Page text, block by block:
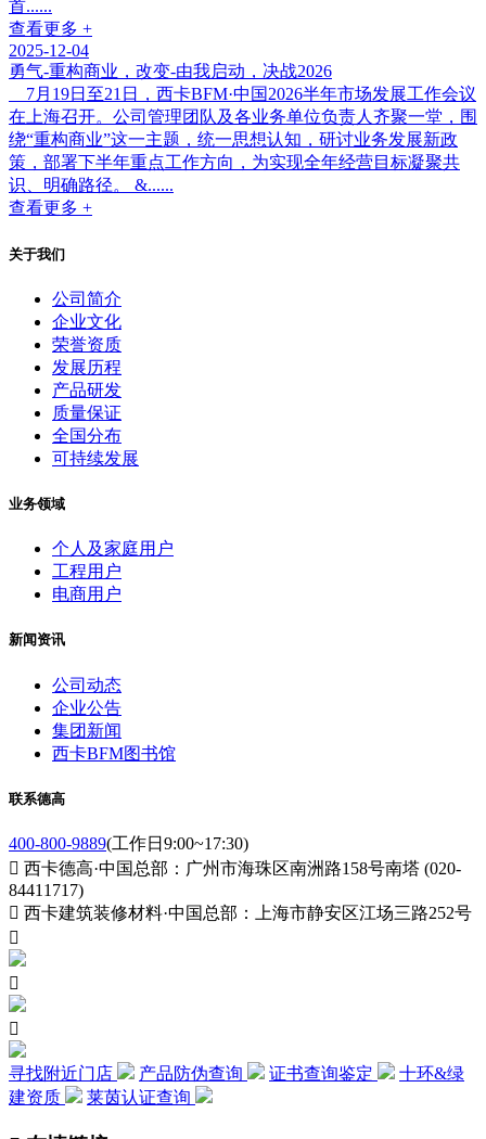
首......
查看更多 +
2025-12-04
勇气-重构商业，改变-由我启动，决战2026
7月19日至21日，西卡BFM·中国2026半年市场发展工作会议
在上海召开。公司管理团队及各业务单位负责人齐聚一堂，围
绕“重构商业”这一主题，统一思想认知，研讨业务发展新政
策，部署下半年重点工作方向，为实现全年经营目标凝聚共
识、明确路径。 &......
查看更多 +
关于我们
公司简介
企业文化
荣誉资质
发展历程
产品研发
质量保证
全国分布
可持续发展
业务领域
个人及家庭用户
工程用户
电商用户
新闻资讯
公司动态
企业公告
集团新闻
西卡BFM图书馆
联系德高
400-800-9889(工作日9:00~17:30)
 西卡德高·中国总部：广州市海珠区南洲路158号南塔 (020-
84411717)
 西卡建筑装修材料·中国总部：上海市静安区江场三路252号



寻找附近门店 产品防伪查询 证书查询鉴定
十环&绿
建资质
莱茵认证查询